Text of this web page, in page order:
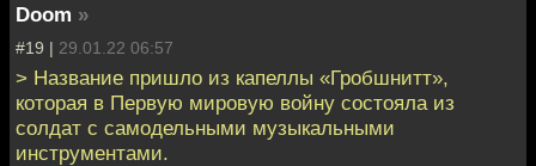
Doom »
#19 | 29.01.22 06:57
> Название пришло из капеллы «Гробшнитт»,
которая в Первую мировую войну состояла из
солдат с самодельными музыкальными
инструментами.